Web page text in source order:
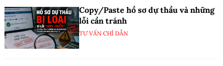
Copy/Paste hồ sơ dự thầu và những
lỗi cần tránh
TƯ VẤN CHỈ DẪN